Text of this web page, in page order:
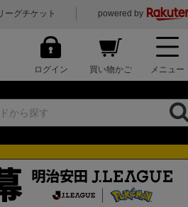
ーグチケット powered by
ログイン 買い物かご メニュー